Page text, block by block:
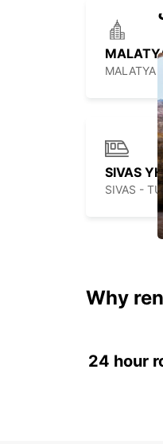
MALATYA
SIVAS
SIVAS -
Why
24 hour